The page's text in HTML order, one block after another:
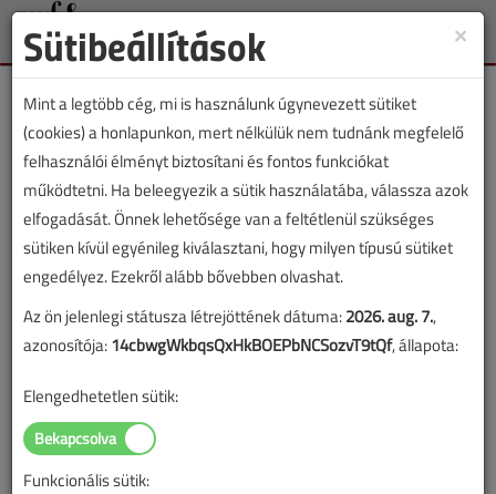
Toggle
Lapszám:
ÉVES BONTÁS
A megjelenések éves ütemezése aMédiaajánlatoldalon
található.
VGF&HKL szaklap 2020.
április
×
Sütibeállítások
Mint a legtöbb cég, mi is használunk úgynevezett sütiket
(cookies) a honlapunkon, mert nélkülük nem tudnánk megfelelő
felhasználói élményt biztosítani és fontos funkciókat
működtetni. Ha beleegyezik a sütik használatába, válassza azok
elfogadását. Önnek lehetősége van a feltétlenül szükséges
sütiken kívül egyénileg kiválasztani, hogy milyen típusú sütiket
engedélyez. Ezekről alább bővebben olvashat.
Az ön jelenlegi státusza létrejöttének dátuma:2026. aug. 7.,
azonosítója:14cbwgWkbqsQxHkBOEPbNCSozvT9tQf, állapota:
Elengedhetetlen sütik:
Funkcionális sütik: